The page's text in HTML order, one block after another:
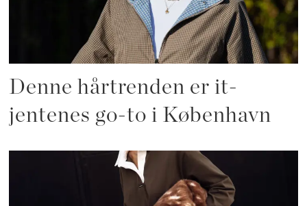
Denne hårtrenden er it-
jentenes go-to i København